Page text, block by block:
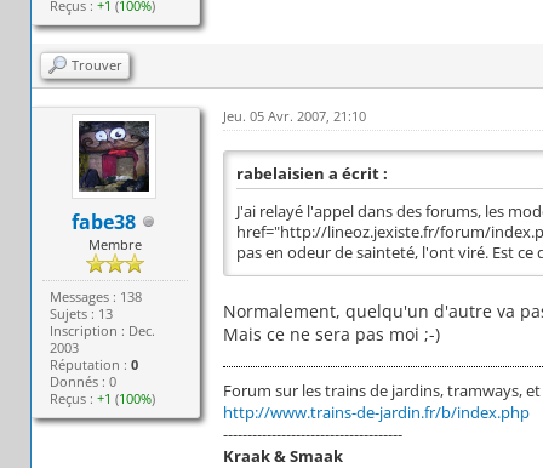
Reçus :+1 (100%)
Trouver
fabe38
Membre
Messages : 138
Sujets : 13
Inscription : Dec.
2003
Réputation :0
Donnés : 0
Reçus :+1 (100%)
Jeu. 05 Avr. 2007, 21:10
rabelaisien a écrit :
J'ai relayé l'appel dans des forums, les
href="http://lineoz.jexiste.fr/forum/
pas en odeur de sainteté, l'ont viré. Est
Normalement, quelqu'un d'autre va
Mais ce ne sera pas moi ;-)
Forum sur les trains de jardins, tramways,
http://www.trains-de-jardin.fr/b/index.php
-------------------------------------
Kraak & Smaak